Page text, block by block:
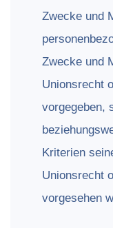
Zwecke und
Zwecke und
Unionsrecht
vorgegeben,
Kriterien
Unionsrecht
vorgesehen